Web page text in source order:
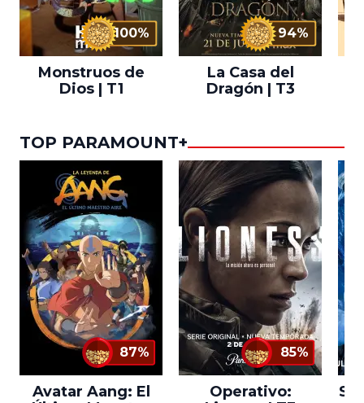
100%
Monstruos de
Dios | T1
94%
La Casa del
Dragón | T3
TOP PARAMOUNT+
87%
Avatar Aang: El
85%
Operativo: